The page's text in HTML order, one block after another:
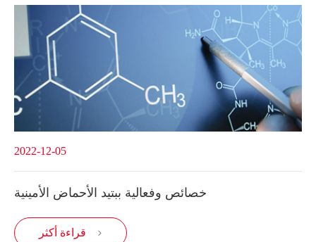
2022-12-05
خصائص وفعالية ببتيد الأحماض الأمينية
قراءة أكثر 